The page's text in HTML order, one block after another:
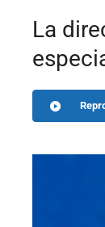
La